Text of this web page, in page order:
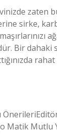
sirke,
dahaki
rahat
Matik Mutlu